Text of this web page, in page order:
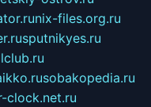
nix-files.org.ru
sputnikyes.ru
sobakopedia.ru
clock.net.ru